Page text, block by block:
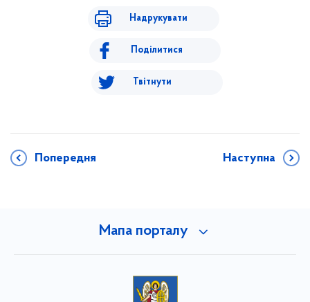
Надрукувати
Поділитися
Твітнути
Попередня Наступна
Мапа порталу